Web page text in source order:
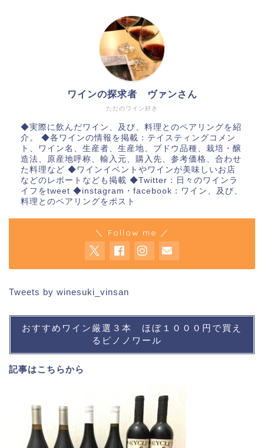
ただのワイン好き
ワインの探求者 ヴァンさん
◆実際に飲んだワイン、及び、料理とのペアリングを紹
介。 ◆各ワインの情報を掲載：テイスティングコメン
ト、ワイン名、生産者、生産地、ブドウ品種、栽培・醸
造法、原産地呼称、輸入元、購入先、参考価格、合わせ
た料理など ◆ワインイベントやワインが美味しいお店
などのレポートなども掲載 ◆Twitter：日々のワインラ
イフをtweet ◆instagram・facebook：ワイン、及び、
料理とのペアリングをポスト
＼ Follow me ／
Tweets by winesuki_vinsan
おすすめワイン厳選３本 ほぼ１０００円で買え
るピノノワール
記事はこちらから